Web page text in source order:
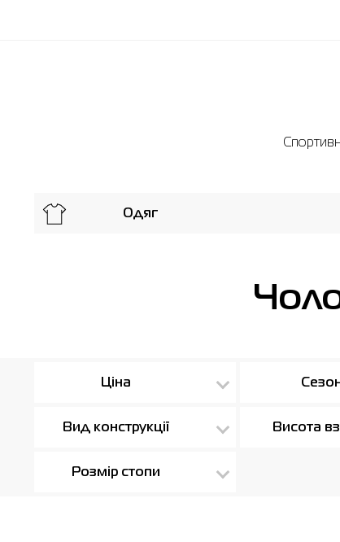
Одяг
Ціна
Вид конструкції Висота
Розмір стопи